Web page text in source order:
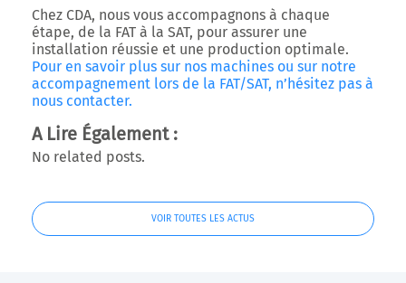
Chez CDA, nous vous accompagnons à chaque
étape, de la FAT à la SAT, pour assurer une
installation réussie et une production optimale.
Pour en savoir plus sur nos machines ou sur notre
accompagnement lors de la FAT/SAT, n’hésitez pas à
nous contacter.
A Lire Également :
No related posts.
VOIR TOUTES LES ACTUS